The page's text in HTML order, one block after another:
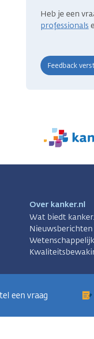
een vraag
Heb je een
professionals
er
Over kanker.nl
Wat biedt
Nieuwsberichten